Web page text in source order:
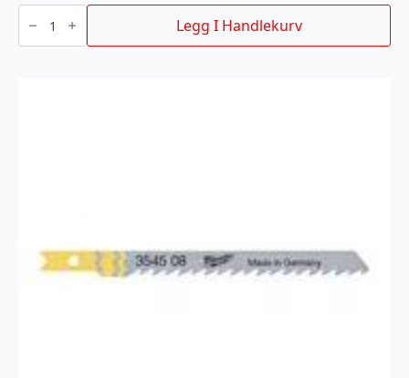
STIKKSAGBLAD
T123XF
75/2,5-
1,8
Legg I Handlekurv